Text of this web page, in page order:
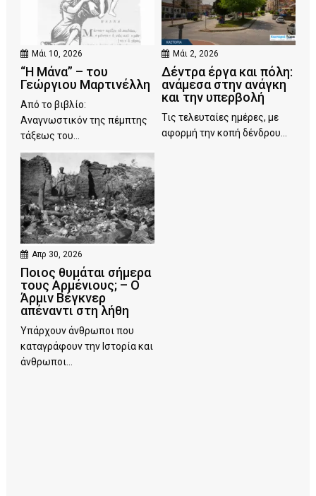
Μάι 10, 2026
“Η Μάνα” – του
Γεώργιου Μαρτινέλλη
Από το βιβλίο:
Αναγνωστικόν της πέμπτης
τάξεως του...
Μάι 2, 2026
Δέντρα έργα και πόλη:
ανάμεσα στην ανάγκη
και την υπερβολή
Τις τελευταίες ημέρες, με
αφορμή την κοπή δένδρου...
Απρ 30, 2026
Ποιος θυμάται σήμερα
τους Αρμένιους; – Ο
Άρμιν Βέγκνερ
απέναντι στη λήθη
Υπάρχουν άνθρωποι που
καταγράφουν την Ιστορία και
άνθρωποι...